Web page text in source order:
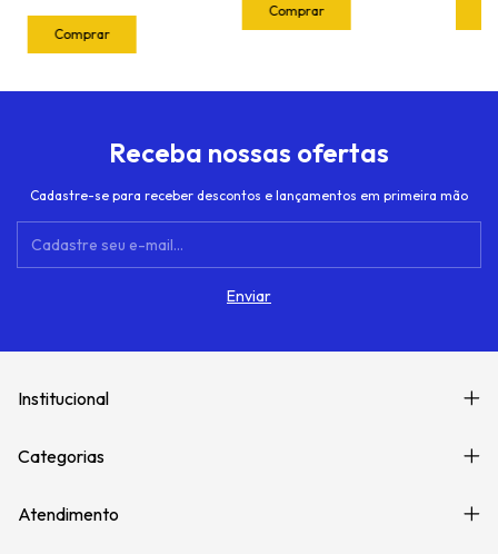
Receba nossas ofertas
Cadastre-se para receber descontos e lançamentos em primeira mão
Institucional
Categorias
Atendimento